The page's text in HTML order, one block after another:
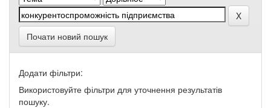
Почати новий пошук
Додати фільтри:
Використовуйте фільтри для уточнення результатів
пошуку.